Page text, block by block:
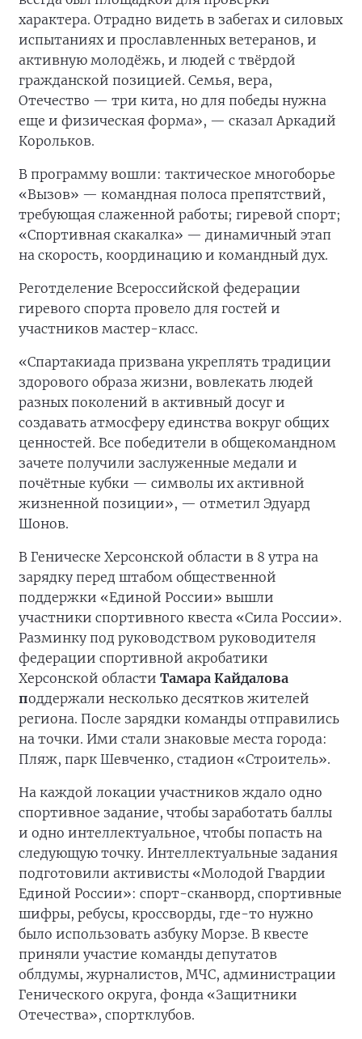
характера. Отрадно видеть в забегах и силовых
испытаниях и прославленных ветеранов, и
активную молодёжь, и людей с твёрдой
гражданской позицией. Семья, вера,
Отечество — три кита, но для победы нужна
еще и физическая форма», — сказал Аркадий
Корольков.
В программу вошли: тактическое многоборье
«Вызов» — командная полоса препятствий,
требующая слаженной работы; гиревой спорт;
«Спортивная скакалка» — динамичный этап
на скорость, координацию и командный дух.
Реготделение Всероссийской федерации
гиревого спорта провело для гостей и
участников мастер-класс.
«Спартакиада призвана укреплять традиции
здорового образа жизни, вовлекать людей
разных поколений в активный досуг и
создавать атмосферу единства вокруг общих
ценностей. Все победители в общекомандном
зачете получили заслуженные медали и
почётные кубки — символы их активной
жизненной позиции», — отметил Эдуард
Шонов.
В Геническе Херсонской области в 8 утра на
зарядку перед штабом общественной
поддержки «Единой России» вышли
участники спортивного квеста «Сила России».
Разминку под руководством руководителя
федерации спортивной акробатики
Херсонской области Тамара Кайдалова
поддержали несколько десятков жителей
региона. После зарядки команды отправились
на точки. Ими стали знаковые места города:
Пляж, парк Шевченко, стадион «Строитель».
На каждой локации участников ждало одно
спортивное задание, чтобы заработать баллы
и одно интеллектуальное, чтобы попасть на
следующую точку. Интеллектуальные задания
подготовили активисты «Молодой Гвардии
Единой России»: спорт-сканворд, спортивные
шифры, ребусы, кроссворды, где-то нужно
было использовать азбуку Морзе. В квесте
приняли участие команды депутатов
облдумы, журналистов, МЧС, администрации
Генического округа, фонда «Защитники
Отечества», спортклубов.